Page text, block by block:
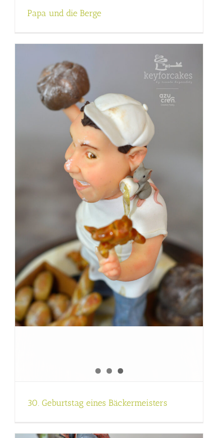
Papa und die Berge
30. Geburtstag eines Bäckermeisters